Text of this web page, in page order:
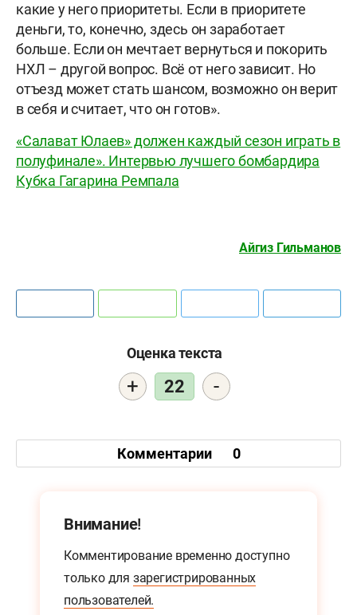
какие у него приоритеты. Если в приоритете
деньги, то, конечно, здесь он заработает
больше. Если он мечтает вернуться и покорить
НХЛ – другой вопрос. Всё от него зависит. Но
отъезд может стать шансом, возможно он верит
в себя и считает, что он готов».
«Салават Юлаев» должен каждый сезон играть в
полуфинале». Интервью лучшего бомбардира
Кубка Гагарина Ремпала
Айгиз Гильманов
Оценка текста
+ 22 -
Комментарии 0
Внимание!
Комментирование временно доступно
только для зарегистрированных
пользователей.